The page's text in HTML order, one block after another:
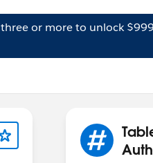
three or more to unlock $999